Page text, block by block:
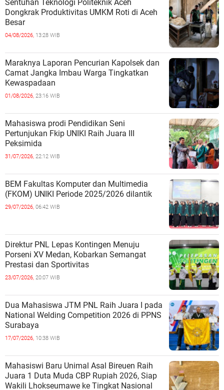
Sentuhan Teknologi Politeknik Aceh
Dongkrak Produktivitas UMKM Roti di Aceh
Besar
04/08/2026, 13:28 WIB
Maraknya Laporan Pencurian Kapolsek dan
Camat Jangka Imbau Warga Tingkatkan
Kewaspadaan
01/08/2026, 23:16 WIB
Mahasiswa prodi Pendidikan Seni
Pertunjukan Fkip UNIKI Raih Juara III
Peksimida
31/07/2026, 22:12 WIB
BEM Fakultas Komputer dan Multimedia
(FKOM) UNIKI Periode 2025/2026 dilantik
29/07/2026, 06:42 WIB
Direktur PNL Lepas Kontingen Menuju
Porseni XV Medan, Kobarkan Semangat
Prestasi dan Sportivitas
23/07/2026, 20:07 WIB
Dua Mahasiswa JTM PNL Raih Juara I pada
National Welding Competition 2026 di PPNS
Surabaya
17/07/2026, 10:38 WIB
Mahasiswi Baru Unimal Asal Bireuen Raih
Juara 1 Duta Muda CBP Rupiah 2026, Siap
Wakili Lhokseumawe ke Tingkat Nasional